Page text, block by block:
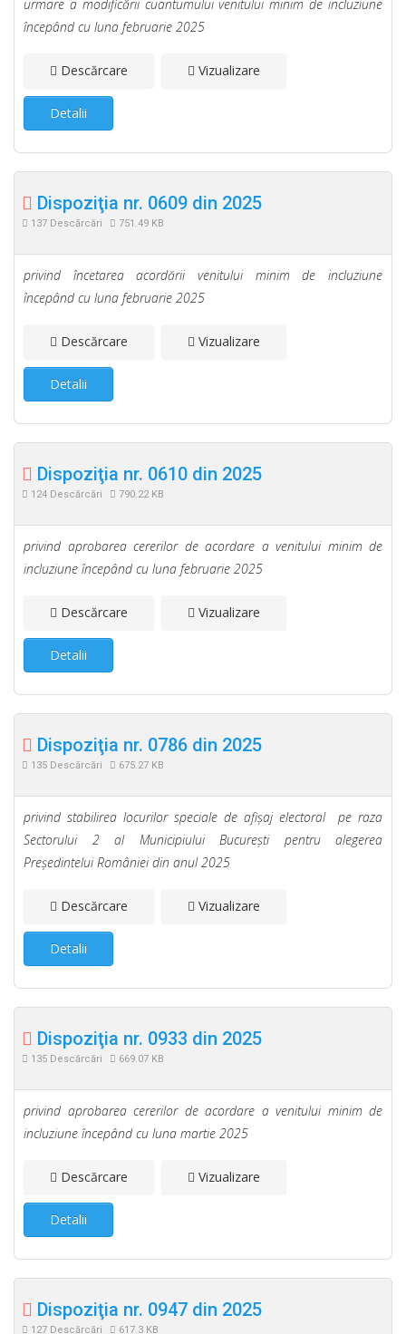
urmare a modificării cuantumului venitului minim de incluziune
începând cu luna februarie 2025
Descărcare Vizualizare
Detalii
Dispoziţia nr. 0609 din 2025
137 Descărcări 751.49 KB
privind încetarea acordării venitului minim de incluziune
începând cu luna februarie 2025
Descărcare Vizualizare
Detalii
Dispoziţia nr. 0610 din 2025
124 Descărcări 790.22 KB
privind aprobarea cererilor de acordare a venitului minim de
incluziune începând cu luna februarie 2025
Descărcare Vizualizare
Detalii
Dispoziţia nr. 0786 din 2025
135 Descărcări 675.27 KB
privind stabilirea locurilor speciale de afişaj electoral pe raza
Sectorului 2 al Municipiului Bucureşti pentru alegerea
Preşedintelui României din anul 2025
Descărcare Vizualizare
Detalii
Dispoziţia nr. 0933 din 2025
135 Descărcări 669.07 KB
privind aprobarea cererilor de acordare a venitului minim de
incluziune începând cu luna martie 2025
Descărcare Vizualizare
Detalii
Dispoziţia nr. 0947 din 2025
127 Descărcări 617.3 KB